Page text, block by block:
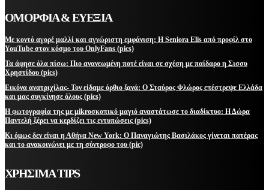
ΟΜΟΡΦΙΑ & ΕΥΕΞΙΑ
Με κοντό αγορέ μαλλί και αγνώριστη εμφάνιση: Η Seniora Elis από προφίλ στο
YouTube στον κόσμο του OnlyFans (pics)
Τα άφησε όλα πίσω: Πιο ανανεωμένη ποτέ είναι σε σχέση με παίδαρο η Σισσυ
Χρηστίδου (pics)
Εικόνα ανατριχίλας- Τον είδαμε όρθιο ξανά: Ο Σταύρος Φλώρος επέστρεψε Ελλάδα
και μας συγκίνησε όλους (pics)
Η φωτογραφία της με μikroσκοπικό μαγιό αναστάτωσε το διαδίκτυο: Η Δώρα
Παντελή ξέρει να κερδίζει τις εντυπώσεις (pics)
Κι όμως δεν είναι η Αθήνα New York: Ο Παναγιώτης Βασιλάκος γίνεται πατέρας
και το ανακοινώνει με τη σύντροφο του (pic)
ΧΡΗΣΙΜΑ TIPS